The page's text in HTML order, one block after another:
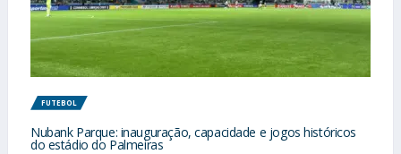
FUTEBOL
Nubank Parque: inauguração, capacidade e jogos históricos
do estádio do Palmeiras